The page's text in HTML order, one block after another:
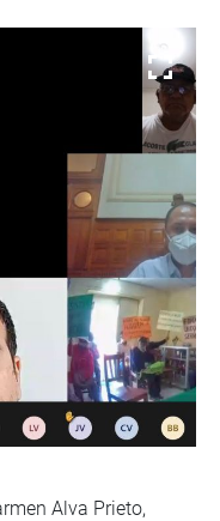
Alva Prieto,